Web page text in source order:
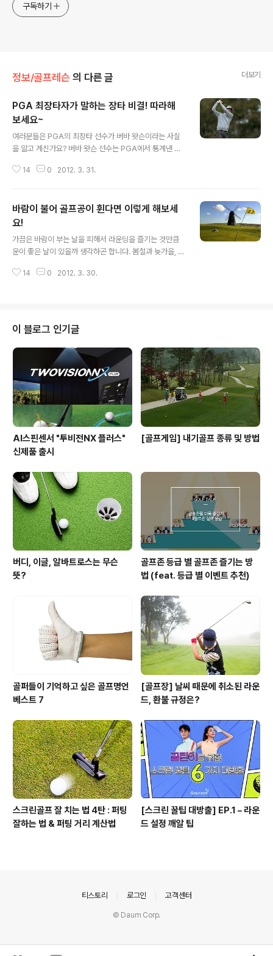
구독하기
정보/골프레슨 의 다른 글 더보기
PGA 최장타자가 말하는 장타 비결! 따라해
보세요~
여러분들은 PGA의 최장타 선수가 버바 왓슨이라는 사실
을 알고 계신가요? 버바 왓슨 선수는 PGA에서 통계낸 자
1위에 올랐는데요, 그는 2003년 프로 데뷔 이후 2010년
지만 체격보다 더 중요한 장타 비결이 있다고 하는데요, 오
늘 미스터 골프가 여러분들께 장타 비법을 전달해드리고자
합니다. 자 그럼 함께 알아볼까요? 로프트와 스윙연습, 두
마리 토끼 한 번에 잡기 먼저, 왓슨 선수의 아내의 일화를
소개해 드릴게요. 왓슨 선수의 아내는 프로농구 선수 출신
으로 다른 사람들에 비해 월등히 좋은 신체 조건을 가지고
14 0 2012. 3. 31.
바람이 불어 골프공이 휜다면 이렇게 해보세
요!
가끔은 바람이 부는 날을 피해서 라운딩을 즐기는 것만큼
운이 좋은 날이 있을까 생각하곤 합니다. 봄철과 늦가을, 특
않기 때문이지요. 하지만 바람이 심하게 부는 날에 즐기는
대해서 소개해 드릴 텐데요, 바람이 불어도 최소한으로 영
향을 받는 방법! 지금 바로 함께 만나볼까요? ^^ 바람이 불
면 당연히 본인이 생각했던 거리에 못 미치는 경우가 있지
요. 아무리 골프 공이 무게가 있고 빠른 속도로 날아간다고
하지만 바람의 힘을 이기기에는 상당히 어렵기 때문입니
다. 그렇다면 프로 선수들..
14 0 2012. 3. 30.
이 블로그 인기글
AI스핀센서 "투비전NX 플러스"
신제품 출시
[골프게임] 내기골프 종류 및 방법
버디, 이글, 알바트로스는 무슨
뜻?
골프존 등급 별 골프존 즐기는 방
법 (feat. 등급 별 이벤트 추천)
골퍼들이 기억하고 싶은 골프명언
베스트 7
[골프장] 날씨 때문에 취소된 라운
드, 환불 규정은?
스크린골프 잘 치는 법 4탄 : 퍼팅
잘하는 법 & 퍼팅 거리 계산법
[스크린 꿀팁 대방출] EP.1 – 라운
드 설정 깨알 팁
티스토리 로그인 고객센터
© Daum Corp.